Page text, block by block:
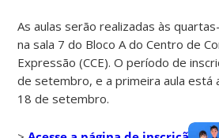
As aulas serão realizadas às
na sala 7 do Bloco A do Centro de
Expressão (CCE). O período de
de setembro, e a primeira aula está
18 de setembro.